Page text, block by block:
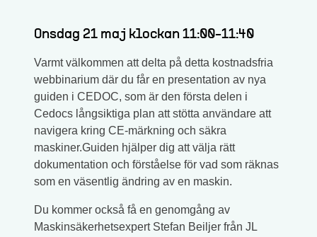
Onsdag 21 maj klockan 11:00-11:40
Varmt välkommen att delta på detta kostnadsfria
webbinarium där du får en presentation av nya
guiden i CEDOC, som är den första delen i
Cedocs långsiktiga plan att stötta användare att
navigera kring CE-märkning och säkra
maskiner.Guiden hjälper dig att välja rätt
dokumentation och förståelse för vad som räknas
som en väsentlig ändring av en maskin.
Du kommer också få en genomgång av
Maskinsäkerhetsexpert Stefan Beiljer från JL